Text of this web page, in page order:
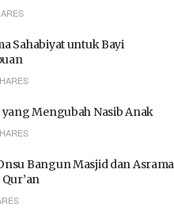
Sahabiyat untuk Bayi
yang Mengubah Nasib Anak
Bangun Masjid dan Asrama